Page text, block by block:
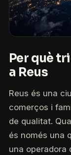
Per què
a Reus
Reus és una
comerços i
de qualitat.
és només una
una operadora